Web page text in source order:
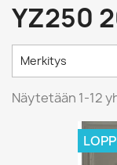
YZ250
Merkitys
Näytetään 1-12